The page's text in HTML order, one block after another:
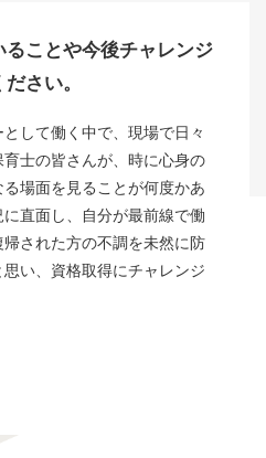
ことや今後チャレンジ
さい。
して働く中で、現場で日々
士の皆さんが、時に心身の
場面を見ることが何度かあ
直面し、自分が最前線で働
された方の不調を未然に防
い、資格取得にチャレンジ